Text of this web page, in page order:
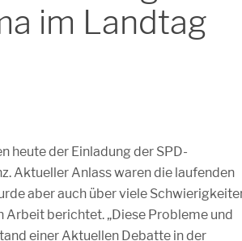
im Landtag
heute der Einladung der SPD-
Aktueller Anlass waren die laufenden
aber auch über viele
berichtet. „Diese Probleme und
einer Aktuellen Debatte in der